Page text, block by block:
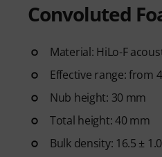
Convoluted
Material: HiLo-F
Effective range: from
Nub height: 30 mm
Total height: 40 mm
Bulk density: 16.5 ±